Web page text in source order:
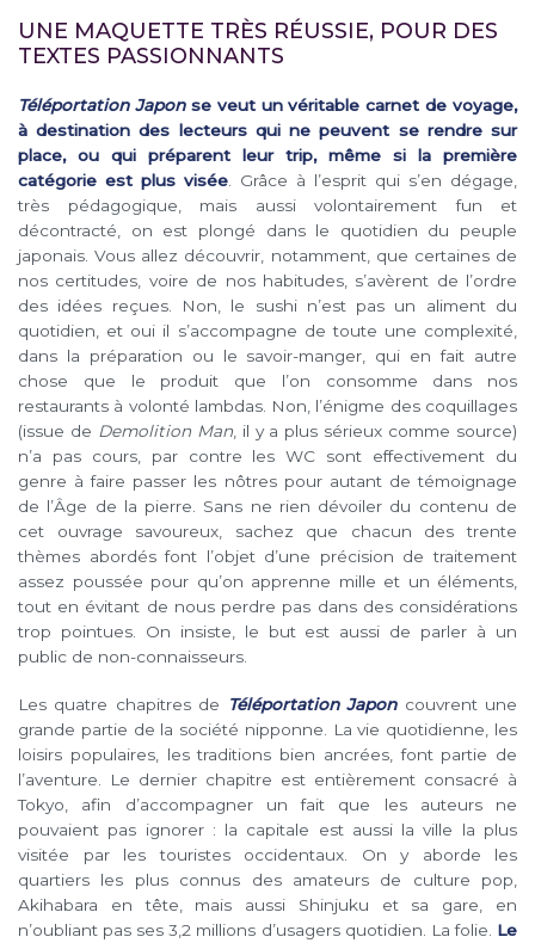
UNE MAQUETTE TRÈS RÉUSSIE, POUR DES
TEXTES PASSIONNANTS
Téléportation Japonse veut un véritable carnet de voyage,
à destination des lecteurs qui ne peuvent se rendre sur
place, ou qui préparent leur trip, même si la première
catégorie est plus visée. Grâce à l’esprit qui s’en dégage,
très pédagogique, mais aussi volontairement fun et
décontracté, on est plongé dans le quotidien du peuple
japonais. Vous allez découvrir, notamment, que certaines de
nos certitudes, voire de nos habitudes, s’avèrent de l’ordre
des idées reçues. Non, le sushi n’est pas un aliment du
quotidien, et oui il s’accompagne de toute une complexité,
dans la préparation ou le savoir-manger, qui en fait autre
chose que le produit que l’on consomme dans nos
restaurants à volonté lambdas. Non, l’énigme des coquillages
(issue de Demolition Man, il y a plus sérieux comme source)
n’a pas cours, par contre les WC sont effectivement du
genre à faire passer les nôtres pour autant de témoignage
de l’Âge de la pierre. Sans ne rien dévoiler du contenu de
cet ouvrage savoureux, sachez que chacun des trente
thèmes abordés font l’objet d’une précision de traitement
assez poussée pour qu’on apprenne mille et un éléments,
tout en évitant de nous perdre pas dans des considérations
trop pointues. On insiste, le but est aussi de parler à un
public de non-connaisseurs.
Les quatre chapitres de Téléportation Japoncouvrent une
grande partie de la société nipponne. La vie quotidienne, les
loisirs populaires, les traditions bien ancrées, font partie de
l’aventure. Le dernier chapitre est entièrement consacré à
Tokyo, afin d’accompagner un fait que les auteurs ne
pouvaient pas ignorer : la capitale est aussi la ville la plus
visitée par les touristes occidentaux. On y aborde les
quartiers les plus connus des amateurs de culture pop,
Akihabara en tête, mais aussi Shinjuku et sa gare, en
n’oubliant pas ses 3,2 millions d’usagers quotidien. La folie. Le